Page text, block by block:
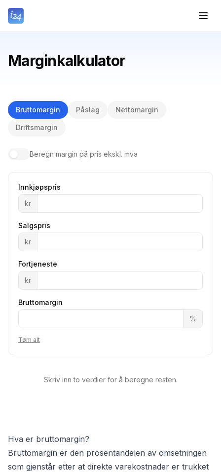
Marginkalkulator
Bruttomargin Påslag Nettomargin
Driftsmargin
Beregn margin på pris ekskl. mva
Innkjøpspris
kr
Salgspris
kr
Fortjeneste
kr
Bruttomargin
%
Tøm alt
Skriv inn to verdier for å beregne resten.
Hva er bruttomargin?
Bruttomargin er den prosentandelen av omsetningen
som gjenstår etter at direkte varekostnader er trukket